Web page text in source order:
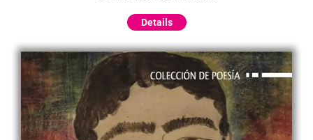
Details